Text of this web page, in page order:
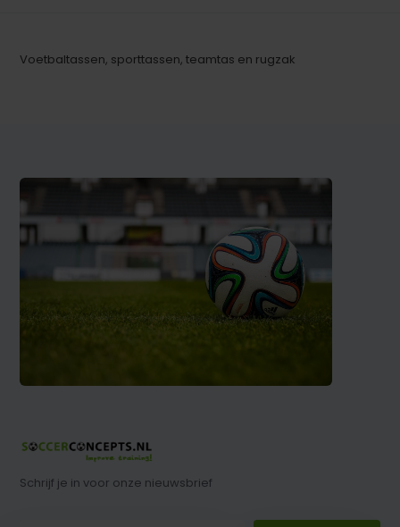
Voetbaltassen, sporttassen, teamtas en rugzak
Schrijf je in voor onze nieuwsbrief